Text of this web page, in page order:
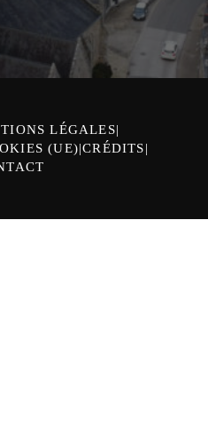
LÉGALES
(UE) CRÉDITS